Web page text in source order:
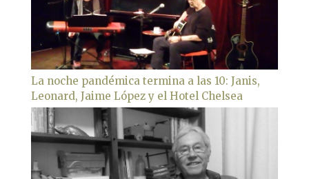
La noche pandémica termina a las 10: Janis,
Leonard, Jaime López y el Hotel Chelsea